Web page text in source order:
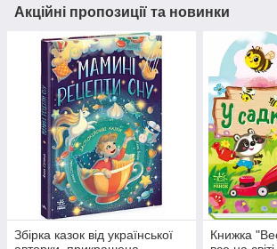
Акційні пропозиції та новинки
Збірка казок від української
Книжка